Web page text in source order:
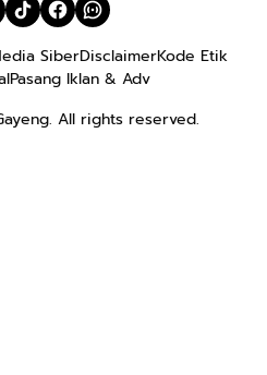
SiberDisclaimerKode Etik
Pasang Iklan & Adv
. All rights reserved.